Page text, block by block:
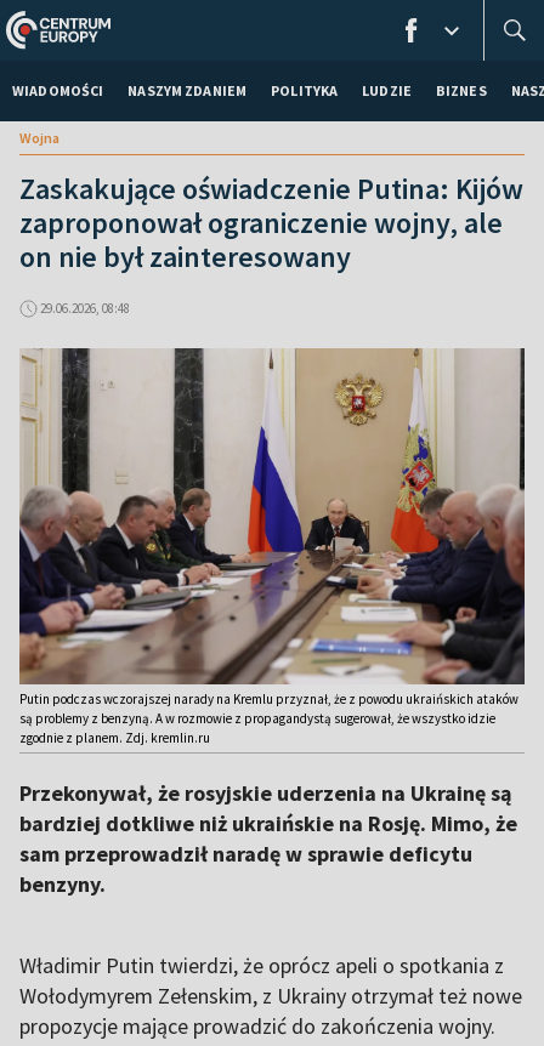
WIADOMOŚCI NASZYM ZDANIEM POLITYKA LUDZIE BIZNES
Wojna
Zaskakujące oświadczenie Putina: Kijów
zaproponował ograniczenie wojny, ale
on nie był zainteresowany
29.06.2026, 08:48
Putin podczas wczorajszej narady na Kremlu przyznał, że z powodu ukraińskich ataków
są problemy z benzyną. A w rozmowie z propagandystą sugerował, że wszystko idzie
zgodnie z planem. Zdj. kremlin.ru
Przekonywał, że rosyjskie uderzenia na Ukrainę są
bardziej dotkliwe niż ukraińskie na Rosję. Mimo, że
sam przeprowadził naradę w sprawie deficytu
benzyny.
Władimir Putin twierdzi, że oprócz apeli o spotkania z
Wołodymyrem Zełenskim, z Ukrainy otrzymał też nowe
propozycje mające prowadzić do zakończenia wojny.